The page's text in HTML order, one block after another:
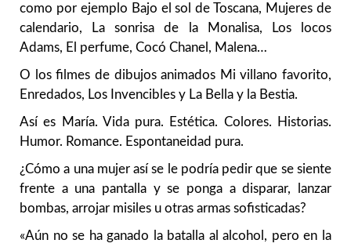
como por ejemplo Bajo el sol de Toscana, Mujeres de
calendario, La sonrisa de la Monalisa, Los locos
Adams, El perfume, Cocó Chanel, Malena…
O los filmes de dibujos animados Mi villano favorito,
Enredados, Los Invencibles y La Bella y la Bestia.
Así es María. Vida pura. Estética. Colores. Historias.
Humor. Romance. Espontaneidad pura.
¿Cómo a una mujer así se le podría pedir que se siente
frente a una pantalla y se ponga a disparar, lanzar
bombas, arrojar misiles u otras armas sofisticadas?
«Aún no se ha ganado la batalla al alcohol, pero en la